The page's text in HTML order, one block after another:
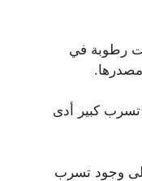
رطوبة في
كبير أدى
وجود تسرب